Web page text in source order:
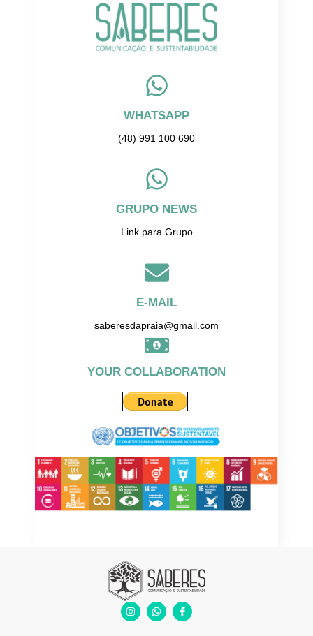
WHATSAPP
(48) 991 100 690
GRUPO NEWS
Link para Grupo
E-MAIL
saberesdapraia@gmail.com
YOUR COLLABORATION